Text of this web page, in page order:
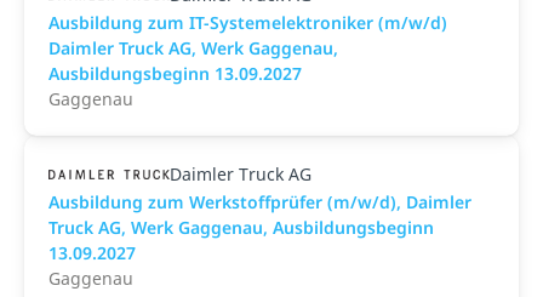
Ausbildung zum IT-Systemelektroniker (m/w/d)
Daimler Truck AG, Werk Gaggenau,
Ausbildungsbeginn 13.09.2027
Gaggenau
Daimler Truck AG
Ausbildung zum Werkstoffprüfer (m/w/d), Daimler
Truck AG, Werk Gaggenau, Ausbildungsbeginn
13.09.2027
Gaggenau